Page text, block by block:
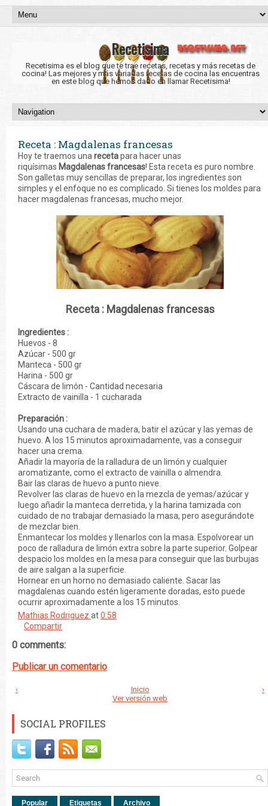
Recetisima
Recetisima es el blog que te trae recetas, recetas y más recetas de
cocina! Las mejores y más variadas recetas de cocina las encuentras
en este blog que hemos dado en llamar Recetisima!
Receta : Magdalenas francesas
Hoy te traemos una recetapara hacer unas
riquísimas Magdalenas francesas! Esta receta es puro nombre.
Son galletas muy sencillas de preparar, los ingredientes son
simples y el enfoque no es complicado. Si tienes los moldes para
hacer magdalenas francesas, mucho mejor.
Receta : Magdalenas francesas
Ingredientes :
Huevos - 8
Azúcar - 500 gr
Manteca - 500 gr
Harina - 500 gr
Cáscara de limón - Cantidad necesaria
Extracto de vainilla - 1 cucharada
Preparación :
Usando una cuchara de madera, batir el azúcar y las yemas de
huevo. A los 15 minutos aproximadamente, vas a conseguir
hacer una crema.
Añadir la mayoría de la ralladura de un limón y cualquier
aromatizante, como el extracto de vainilla o almendra.
Bair las claras de huevo a punto nieve.
Revolver las claras de huevo en la mezcla de yemas/azúcar y
luego añadir la manteca derretida, y la harina tamizada con
cuidado de no trabajar demasiado la masa, pero asegurándote
de mezclar bien.
Enmantecar los moldes y llenarlos con la masa. Espolvorear un
poco de ralladura de limón extra sobre la parte superior. Golpear
despacio los moldes en la mesa para conseguir que las burbujas
de aire salgan a la superficie.
Hornear en un horno no demasiado caliente. Sacar las
magdalenas cuando estén ligeramente doradas, esto puede
ocurrir aproximadamente a los 15 minutos.
Mathias Rodriguez at0:58
Compartir
0 comments:
Publicar un comentario
‹ ›
Inicio
Ver versión web
SOCIAL PROFILES
Popular Etiquetas Archivo